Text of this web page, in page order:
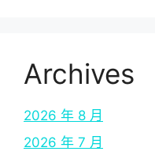
Archives
2026 年 8 月
2026 年 7 月